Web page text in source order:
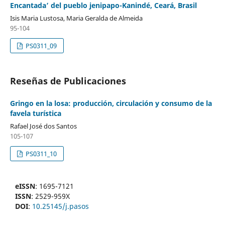
Encantada’ del pueblo jenipapo-Kanindé, Ceará, Brasil
Isis Maria Lustosa, Maria Geralda de Almeida
95-104
PS0311_09
Reseñas de Publicaciones
Gringo en la losa: producción, circulación y consumo de la
favela turística
Rafael José dos Santos
105-107
PS0311_10
eISSN: 1695-7121
ISSN: 2529-959X
DOI: 10.25145/j.pasos